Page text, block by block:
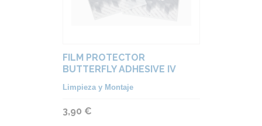
FILM PROTECTOR
BUTTERFLY ADHESIVE IV
Limpieza y Montaje
3,90 €